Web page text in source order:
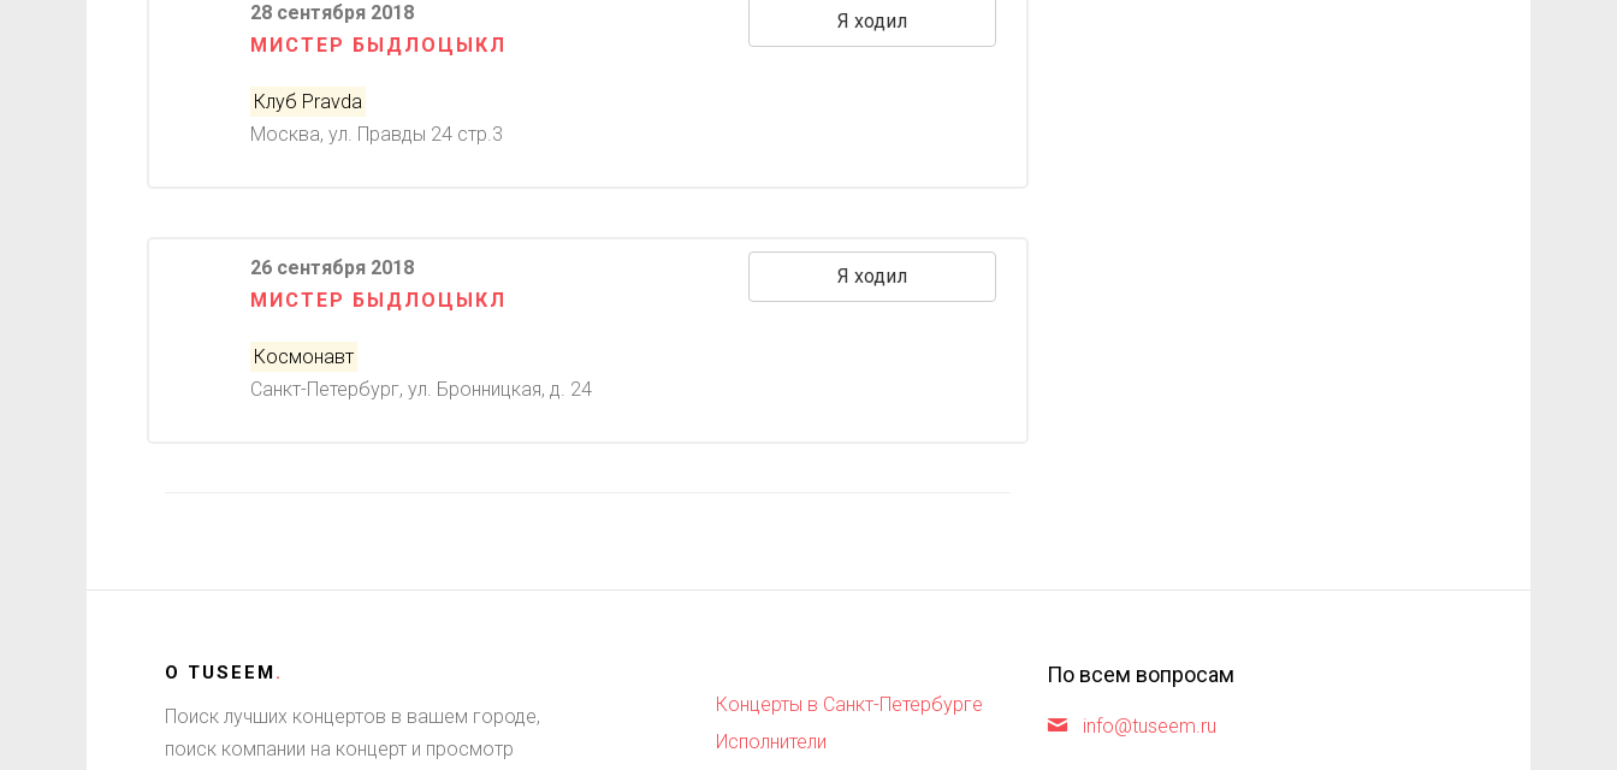
28 сентября 2018
МИСТЕР БЫДЛОЦЫКЛ
Клуб Pravda
Москва, ул. Правды 24 стр.3
Я ходил
26 сентября 2018
МИСТЕР БЫДЛОЦЫКЛ
Космонавт
Санкт-Петербург, ул. Бронницкая, д. 24
Я ходил
О TUSEEM.
Поиск лучших концертов в вашем городе,
поиск компании на концерт и просмотр
Концерты в Санкт-Петербурге
Исполнители
По всем вопросам
info@tuseem.ru